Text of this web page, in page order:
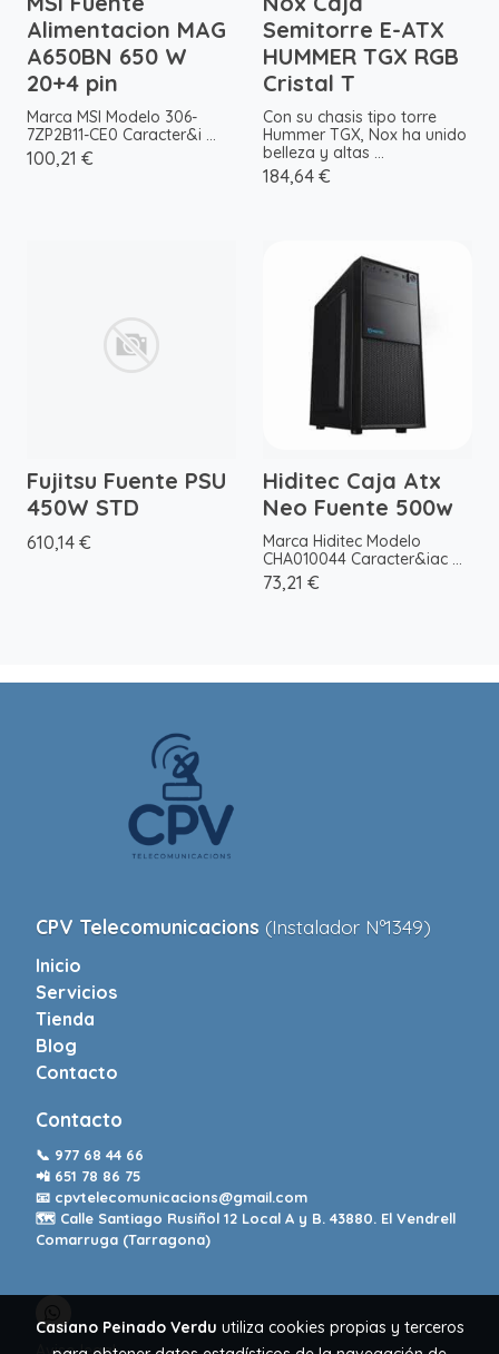
Alimentacion MAG
A650BN 650 W
20+4 pin
Marca MSI Modelo 306-
7ZP2B11-CE0 Caracter&i ...
100,21 €
Semitorre E-ATX
HUMMER TGX RGB
Cristal T
Con su chasis tipo torre
Hummer TGX, Nox ha unido
belleza y altas ...
184,64 €
Fujitsu Fuente PSU
450W STD
610,14 €
Hiditec Caja Atx
Neo Fuente 500w
Marca Hiditec Modelo
CHA010044 Caracter&iac ...
73,21 €
CPV Telecomunicacions (Instalador Nº1349)
Inicio
Servicios
Tienda
Blog
Contacto
Contacto
📞 977 68 44 66
📲 651 78 86 75
📧 cpvtelecomunicacions@gmail.com
🗺️ Calle Santiago Rusiñol 12 Local A y B. 43880. El Vendrell
Comarruga (Tarragona)
Casiano Peinado Verdu utiliza cookies propias y terceros